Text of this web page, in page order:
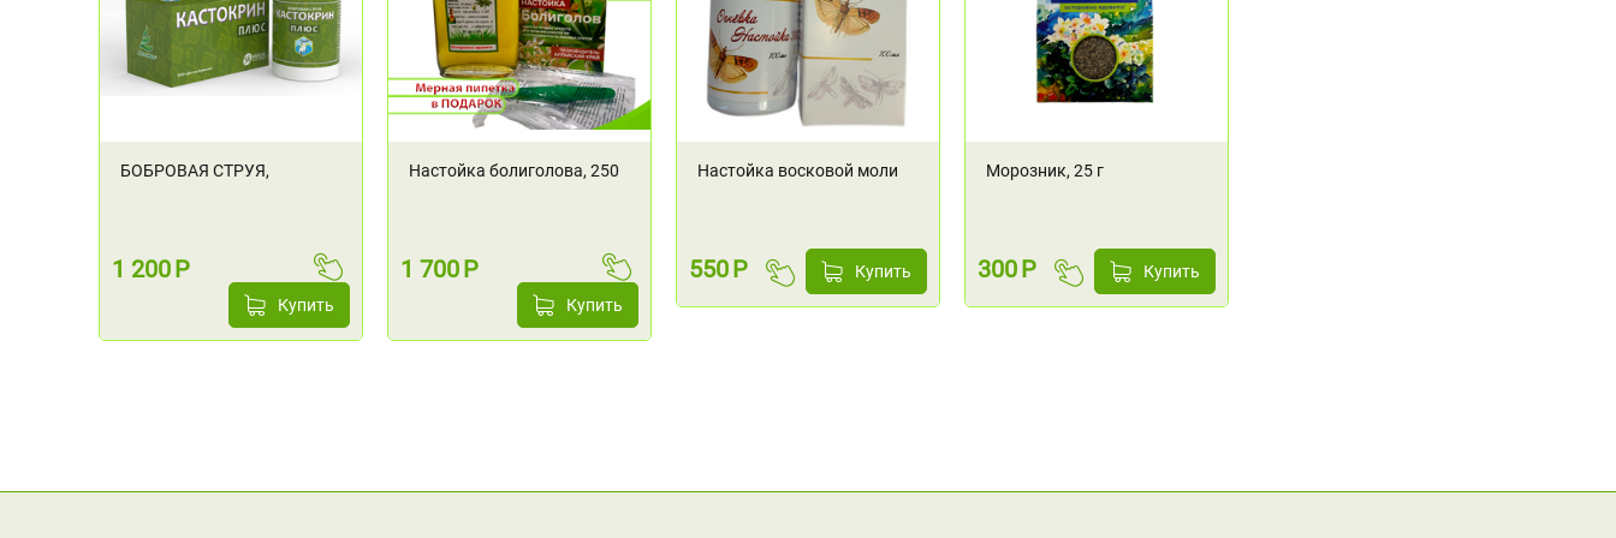
БОБРОВАЯ СТРУЯ,
1 200Р
Купить
Настойка болиголова, 250
1 700Р
Купить
Настойка восковой моли
550Р Купить
Морозник, 25 г
300Р Купить